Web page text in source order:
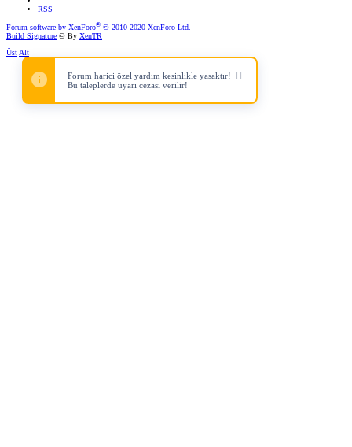
RSS
Forum software by XenForo® © 2010-2020 XenForo Ltd.
Build Signature © By XenTR
ÜstAlt
Forum harici özel yardım kesinlikle yasaktır!
Bu taleplerde uyarı cezası verilir!